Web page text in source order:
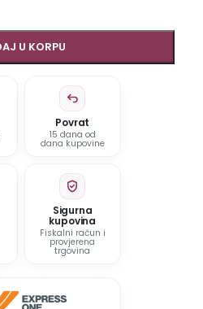
U KORPU
Povrat
15 dana od
dana kupovine
Sigurna
kupovina
Fiskalni račun i
provjerena
trgovina